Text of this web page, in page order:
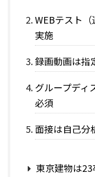
WEBテスト
実施
録画動画は指
グループディ
必須
面接は自己分
東京建物は